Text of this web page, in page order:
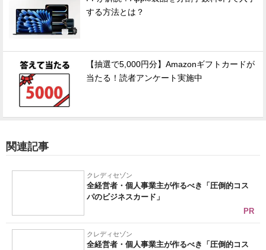
する方法とは？
【抽選で5,000円分】Amazonギフトカードが
当たる！読者アンケート実施中
関連記事
クレディセゾン
全経営者・個人事業主が作るべき「圧倒的コス
パのビジネスカード」
PR
クレディセゾン
全経営者・個人事業主が作るべき「圧倒的コス